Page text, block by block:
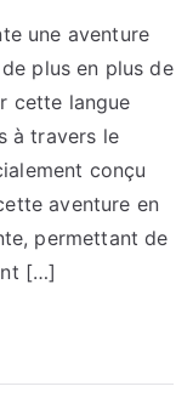
une aventure
plus en plus de
cette langue
à travers le
conçu
aventure en
permettant de
[…]